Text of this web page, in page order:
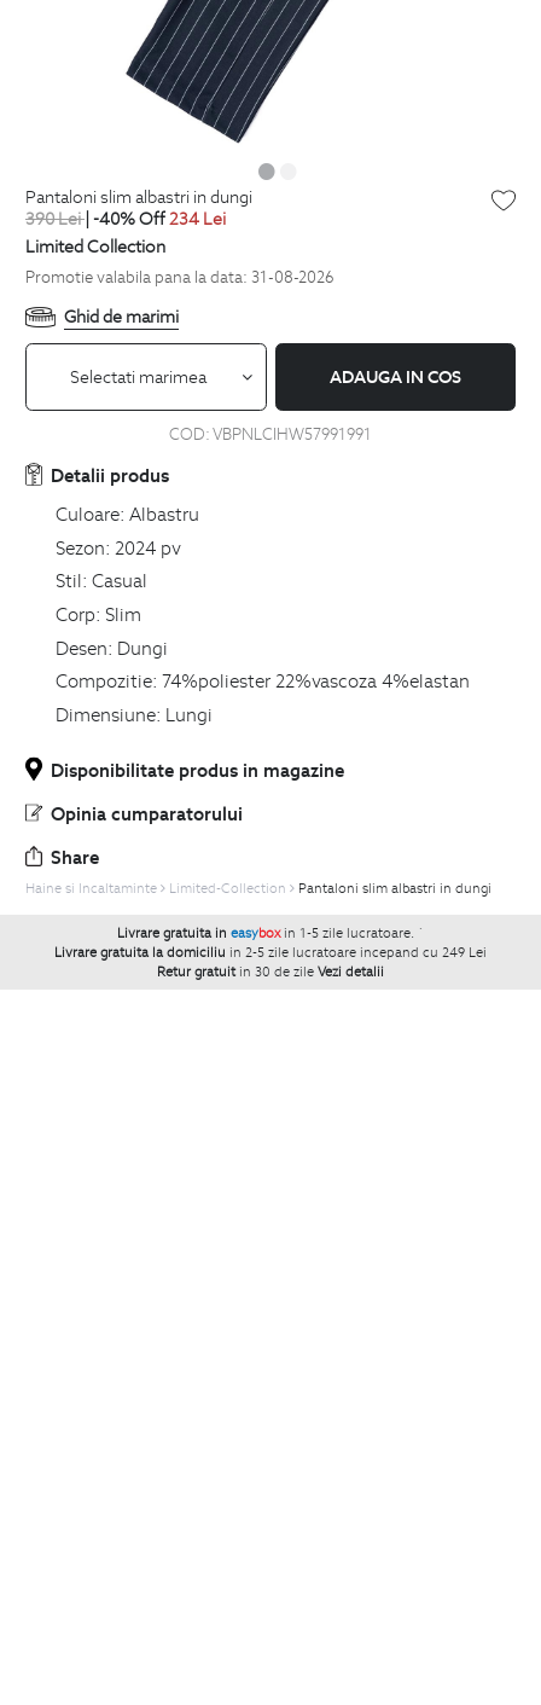
pantaloni slim albastri in dungi
390Lei| -40% Off234 Lei
Limited Collection
Promotie valabila pana la data: 31-08-2026
Ghid de marimi
Selectati marimea ADAUGA IN COS
COD:VBPNLCIHW57991991
Detalii produs
Culoare: Albastru
Sezon: 2024 pv
Stil: Casual
Corp: Slim
Desen: Dungi
Compozitie: 74%poliester 22%vascoza 4%elastan
Dimensiune: Lungi
Disponibilitate produs in magazine
Opinia cumparatorului
Share
Haine si Incaltaminte Limited-Collection Pantaloni slim albastri in dungi
Livrare gratuita in easybox in 1-5 zile lucratoare. `
Livrare gratuita la domiciliu in 2-5 zile lucratoare incepand cu 249 Lei
Retur gratuit in 30 de zile Vezi detalii